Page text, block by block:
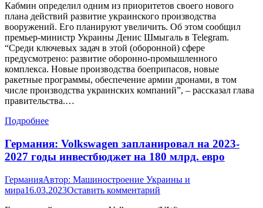
Кабмин определил одним из приоритетов своего нового
плана действий развитие украинского производства
вооружений. Его планируют увеличить. Об этом сообщил
премьер-министр Украины Денис Шмыгаль в Telegram.
“Среди ключевых задач в этой (оборонной) сфере
предусмотрено: развитие оборонно-промышленного
комплекса. Новые производства боеприпасов, новые
ракетные программы, обеспечение армии дронами, в том
числе производства украинских компаний”, – рассказал глава
правительства.…
Подробнее
Германия: Volkswagen запланировал на 2023-
2027 годы инвестбюджет на 180 млрд. евро
ГерманияАвтор: Машиностроение Украины и
мира16.03.2023Оставить комментарий